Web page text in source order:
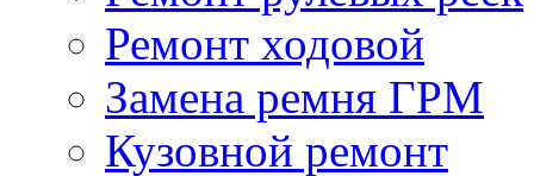
Ремонт ходовой
Замена ремня ГРМ
Кузовной ремонт